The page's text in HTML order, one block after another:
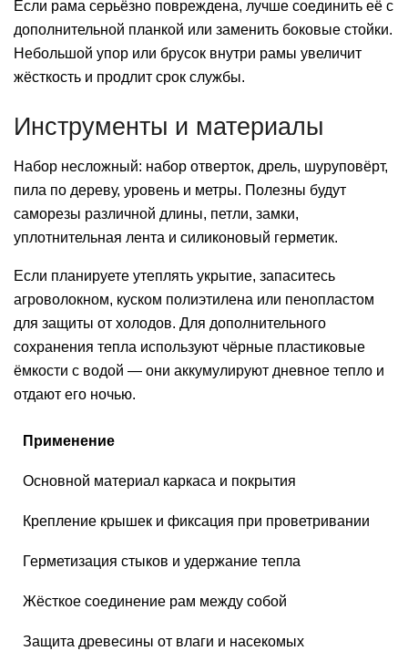
Если рама серьёзно повреждена, лучше соединить её с
дополнительной планкой или заменить боковые стойки.
Небольшой упор или брусок внутри рамы увеличит
жёсткость и продлит срок службы.
Инструменты и материалы
Набор несложный: набор отверток, дрель, шуруповёрт,
пила по дереву, уровень и метры. Полезны будут
саморезы различной длины, петли, замки,
уплотнительная лента и силиконовый герметик.
Если планируете утеплять укрытие, запаситесь
агроволокном, куском полиэтилена или пенопластом
для защиты от холодов. Для дополнительного
сохранения тепла используют чёрные пластиковые
ёмкости с водой — они аккумулируют дневное тепло и
отдают его ночью.
Применение
Основной материал каркаса и покрытия
Крепление крышек и фиксация при проветривании
Герметизация стыков и удержание тепла
Жёсткое соединение рам между собой
Защита древесины от влаги и насекомых